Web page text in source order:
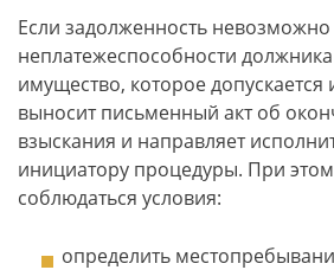
Если задолженность невозможно
неплатежеспособности должника
имущество, которое допускается
выносит письменный акт об
взыскания и направляет
инициатору процедуры. При
соблюдаться условия:
определить